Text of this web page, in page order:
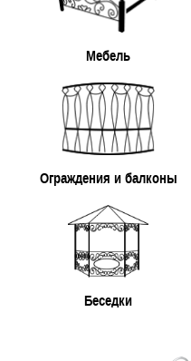
Мебель
Ограждения и балконы
Беседки